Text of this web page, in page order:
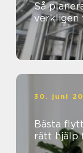
Så
verkligen
30. juni
Bästa
rätt hjälp